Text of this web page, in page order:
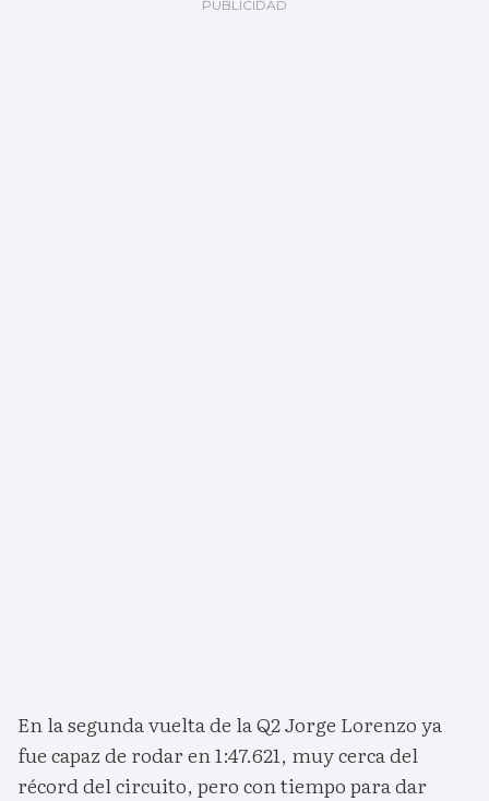
En la segunda vuelta de la Q2 Jorge Lorenzo ya
fue capaz de rodar en 1:47.621, muy cerca del
récord del circuito, pero con tiempo para dar